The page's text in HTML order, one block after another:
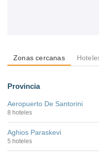
Zonas cercanas
Provincia
Aeropuerto De Santorini
8 hoteles
Aghios Paraskevi
5 hoteles